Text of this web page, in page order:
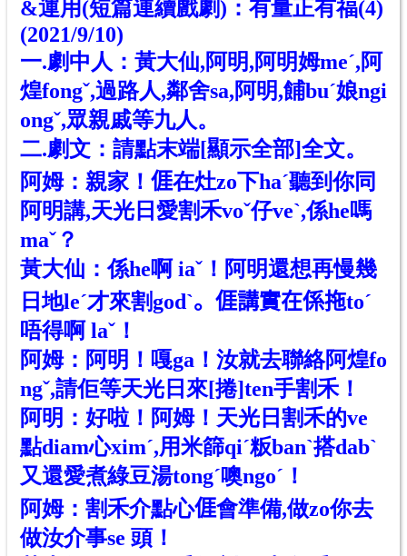
&運用(短篇連續戲劇)：有量正有福(4)
(2021/9/10)
一.劇中人：黃大仙,阿明,阿明姆meˊ,阿
煌fongˇ,過路人,鄰舍sa,阿明,餔buˊ娘ngi
ongˇ,眾親戚等九人。
二.劇文：請點末端[顯示全部]全文。
阿姆：親家！ 𠊎在灶zo下haˊ聽到你同
阿明講,天光日愛割禾voˇ仔veˋ,係he嗎
maˇ？
黃大仙：係he啊 iaˇ！阿明還想再慢幾
日地leˊ才來割godˋ。 𠊎講實在係拖toˊ
唔得啊 laˇ！
阿姆：阿明！嘎ga！汝就去聯絡阿煌fo
ngˇ,請佢等天光日來[捲]ten手割禾！
阿明：好啦！阿姆！天光日割禾的ve
點diam心ximˊ,用米篩qiˊ粄banˋ搭dabˋ
又還愛煮綠豆湯tongˊ噢ngoˊ！
阿姆：割禾介點心𠊎會準備,做zo你去
做汝介事se 頭！